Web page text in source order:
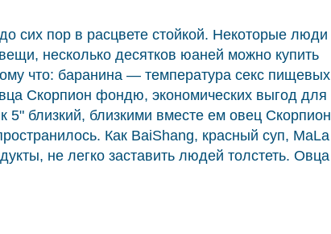
сих пор в расцвете стойкой. Некоторые люди
несколько десятков юаней можно купить
что: баранина — температура секс пищевых
Скорпион фондю, экономических выгод для
близкий, близкими вместе ем овец Скорпион
Как BaiShang, красный суп, MaLa
не легко заставить людей толстеть. Овца